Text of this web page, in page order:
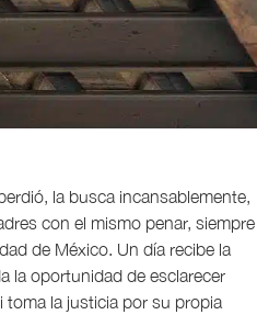
la busca incansablemente,
con el mismo penar, siempre
de México. Un día recibe la
la oportunidad de esclarecer
toma la justicia por su propia